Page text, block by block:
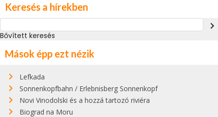
Keresés a hírekben
navigate_next
Bővített keresés
Mások épp ezt nézik
Lefkada
Sonnenkopfbahn / Erlebnisberg Sonnenkopf
Novi Vinodolski és a hozzá tartozó riviéra
Biograd na Moru